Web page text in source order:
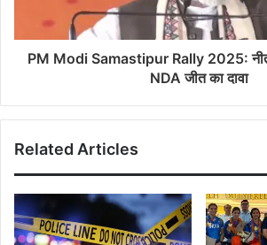
PM Modi Samastipur Rally 2025:
NDA जीत का दावा
Related Articles